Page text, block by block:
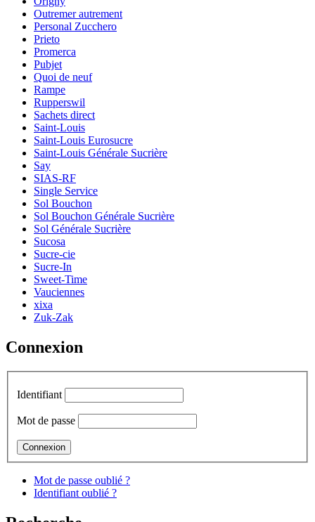
Outremer autrement
Personal Zucchero
Prieto
Promerca
Pubjet
Quoi de neuf
Rampe
Rupperswil
Sachets direct
Saint-Louis
Saint-Louis Eurosucre
Saint-Louis Générale Sucrière
Say
SIAS-RF
Single Service
Sol Bouchon
Sol Bouchon Générale Sucrière
Sol Générale Sucrière
Sucosa
Sucre-cie
Sucre-In
Sweet-Time
Vauciennes
xixa
Zuk-Zak
Connexion
Identifiant
Mot de passe
Mot de passe oublié ?
Identifiant oublié ?